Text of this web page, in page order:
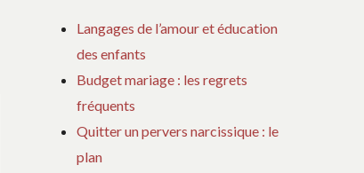
Langages de l’amour et éducation
des enfants
Budget mariage : les regrets
fréquents
Quitter un pervers narcissique : le
plan